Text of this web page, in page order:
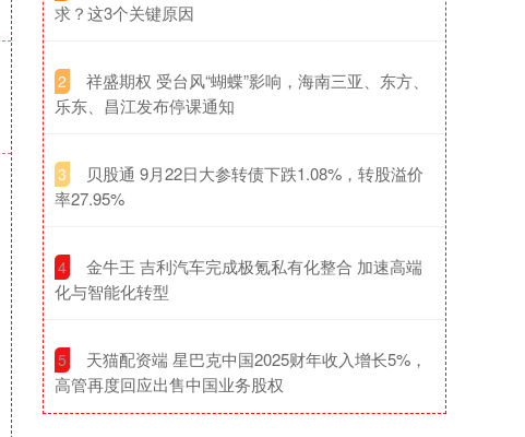
求？这3个关键原因
2
​祥盛期权 受台风“蝴蝶”影响，海南三亚、东方、
乐东、昌江发布停课通知
3
​贝股通 9月22日大参转债下跌1.08%，转股溢价
率27.95%
4
​金牛王 吉利汽车完成极氪私有化整合 加速高端
化与智能化转型
5
​天猫配资端 星巴克中国2025财年收入增长5%，
高管再度回应出售中国业务股权